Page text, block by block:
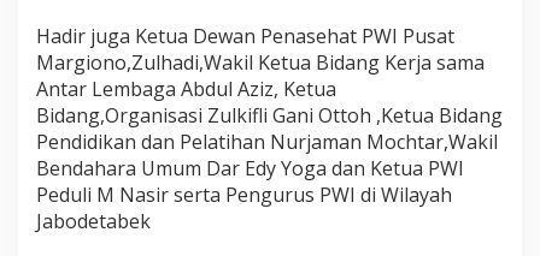
Hadir juga Ketua Dewan Penasehat PWI Pusat
Margiono,Zulhadi,Wakil Ketua Bidang Kerja sama
Antar Lembaga Abdul Aziz, Ketua
Bidang,Organisasi Zulkifli Gani Ottoh ,Ketua Bidang
Pendidikan dan Pelatihan Nurjaman Mochtar,Wakil
Bendahara Umum Dar Edy Yoga dan Ketua PWI
Peduli M Nasir serta Pengurus PWI di Wilayah
Jabodetabek